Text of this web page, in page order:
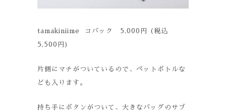
tamakiniime コバック 5,000円 (税込
5,500円)
片側にマチがついているので、ペットボトルな
ども入ります。
持ち手にボタンがついて、大きなバッグのサブ